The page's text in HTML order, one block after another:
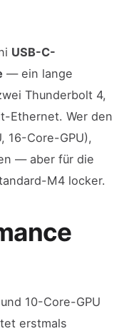
USB-C-
— ein lange
Thunderbolt 4,
Ethernet. Wer den
16-Core-GPU),
— aber für die
M4 locker.
10-Core-GPU
erstmals